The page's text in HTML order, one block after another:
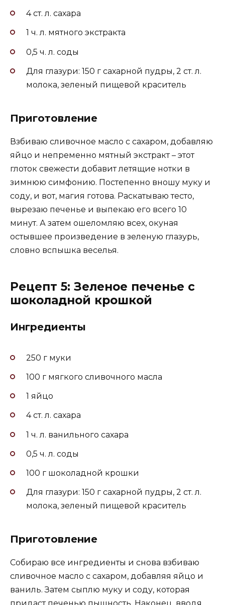
4 ст. л. сахара
1 ч. л. мятного экстракта
0,5 ч. л. соды
Для глазури: 150 г сахарной пудры, 2 ст. л.
молока, зеленый пищевой краситель
Приготовление
Взбиваю сливочное масло с сахаром, добавляю
яйцо и непременно мятный экстракт – этот
глоток свежести добавит летящие нотки в
зимнюю симфонию. Постепенно вношу муку и
соду, и вот, магия готова. Раскатываю тесто,
вырезаю печенье и выпекаю его всего 10
минут. А затем ошеломляю всех, окуная
остывшее произведение в зеленую глазурь,
словно вспышка веселья.
Рецепт 5: Зеленое печенье с
шоколадной крошкой
Ингредиенты
250 г муки
100 г мягкого сливочного масла
1 яйцо
4 ст. л. сахара
1 ч. л. ванильного сахара
0,5 ч. л. соды
100 г шоколадной крошки
Для глазури: 150 г сахарной пудры, 2 ст. л.
молока, зеленый пищевой краситель
Приготовление
Собираю все ингредиенты и снова взбиваю
сливочное масло с сахаром, добавляя яйцо и
ваниль. Затем сыплю муку и соду, которая